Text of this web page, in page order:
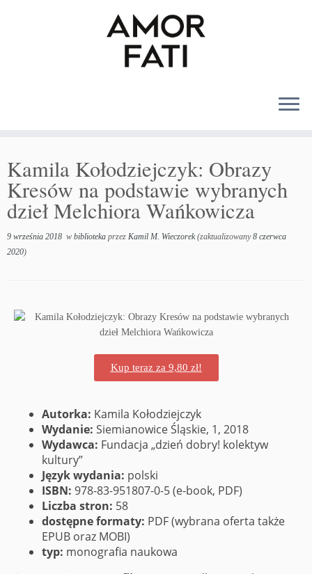
Kamila Kołodziejczyk: Obrazy
Kresów na podstawie wybranych
dzieł Melchiora Wańkowicza
9 września 2018 w biblioteka przez Kamil M. Wieczorek(zaktualizowany8 czerwca
2020)
Kup teraz za 9,80 zł!
Autorka: Kamila Kołodziejczyk
Wydanie: Siemianowice Śląskie, 1, 2018
Wydawca: Fundacja „dzień dobry! kolektyw
kultury”
Język wydania: polski
ISBN: 978-83-951807-0-5 (e-book, PDF)
Liczba stron: 58
dostępne formaty: PDF (wybrana oferta także
EPUB oraz MOBI)
typ: monografia naukowa